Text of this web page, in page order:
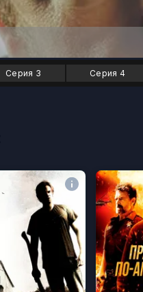
Серия 3 Серия 4